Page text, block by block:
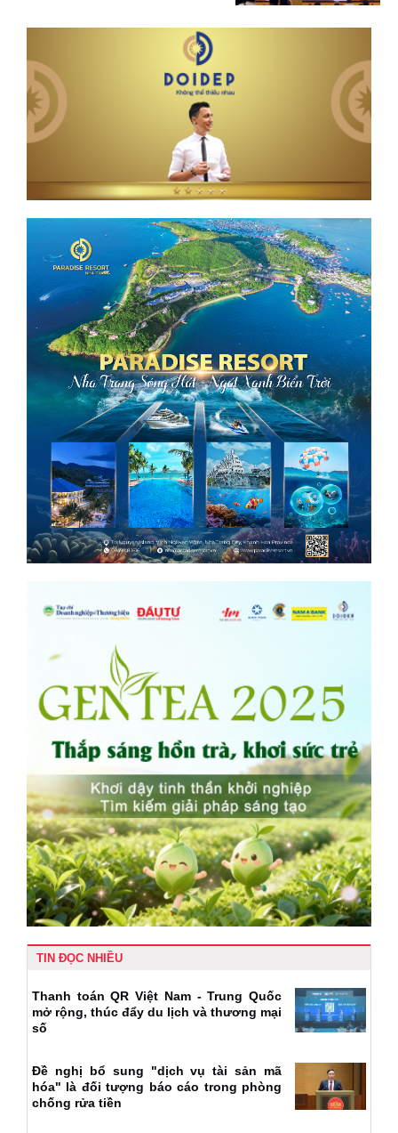
TIN ĐỌC NHIỀU
Thanh toán QR Việt Nam - Trung Quốc
mở rộng, thúc đẩy du lịch và thương mại
số
Đề nghị bổ sung "dịch vụ tài sản mã
hóa" là đối tượng báo cáo trong phòng
chống rửa tiền